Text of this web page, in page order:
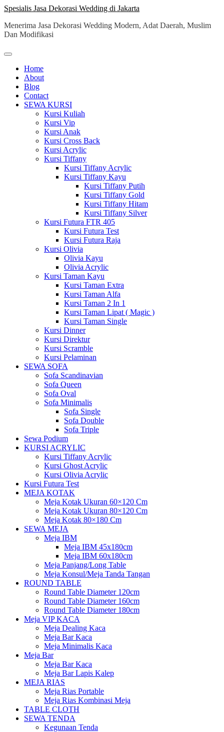
Skip
content
Spesialis Jasa Dekorasi Wedding di Jakarta
Menerima Jasa Dekorasi Wedding Modern, Adat Daerah, Muslim
Dan Modifikasi
Home
About
Blog
Contact
SEWA KURSI
Kursi Kuliah
Kursi Vip
Kursi Anak
Kursi Cross Back
Kursi Acrylic
Kursi Tiffany
Kursi Tiffany Acrylic
Kursi Tiffany Kayu
Kursi Tiffany Putih
Kursi Tiffany Gold
Kursi Tiffany Hitam
Kursi Tiffany Silver
Kursi Futura FTR 405
Kursi Futura Test
Kursi Futura Raja
Kursi Olivia
Olivia Kayu
Olivia Acrylic
Kursi Taman Kayu
Kursi Taman Extra
Kursi Taman Alfa
Kursi Taman 2 In 1
Kursi Taman Lipat ( Magic )
Kursi Taman Single
Kursi Dinner
Kursi Direktur
Kursi Scramble
Kursi Pelaminan
SEWA SOFA
Sofa Scandinavian
Sofa Queen
Sofa Oval
Sofa Minimalis
Sofa Single
Sofa Double
Sofa Triple
Sewa Podium
KURSI ACRYLIC
Kursi Tiffany Acrylic
Kursi Ghost Acrylic
Kursi Olivia Acrylic
Kursi Futura Test
MEJA KOTAK
Meja Kotak Ukuran 60×120 Cm
Meja Kotak Ukuran 80×120 Cm
Meja Kotak 80×180 Cm
SEWA MEJA
Meja IBM
Meja IBM 45x180cm
Meja IBM 60x180cm
Meja Panjang/Long Table
Meja Konsul/Meja Tanda Tangan
ROUND TABLE
Round Table Diameter 120cm
Round Table Diameter 160cm
Round Table Diameter 180cm
Meja VIP KACA
Meja Dealing Kaca
Meja Bar Kaca
Meja Minimalis Kaca
Meja Bar
Meja Bar Kaca
Meja Bar Lapis Kalep
MEJA RIAS
Meja Rias Portable
Meja Rias Kombinasi Meja
TABLE CLOTH
SEWA TENDA
Kegunaan Tenda